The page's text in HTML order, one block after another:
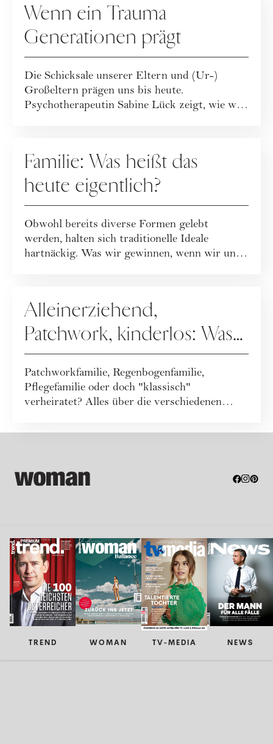
Wenn ein Trauma
Generationen prägt
Die Schicksale unserer Eltern und (Ur-)
Großeltern prägen uns bis heute.
Psychotherapeutin Sabine Lück zeigt, wie wir
Familie: Was heißt das
heute eigentlich?
Obwohl bereits diverse Formen gelebt
werden, halten sich traditionelle Ideale
hartnäckig. Was wir gewinnen, wenn wir uns
Alleinerziehend,
Patchwork, kinderlos: Was
macht eine Familie aus?
[Überblick]
Patchworkfamilie, Regenbogenfamilie,
Pflegefamilie oder doch "klassisch"
verheiratet? Alles über die verschiedenen
TREND WOMAN TV-MEDIA NEWS